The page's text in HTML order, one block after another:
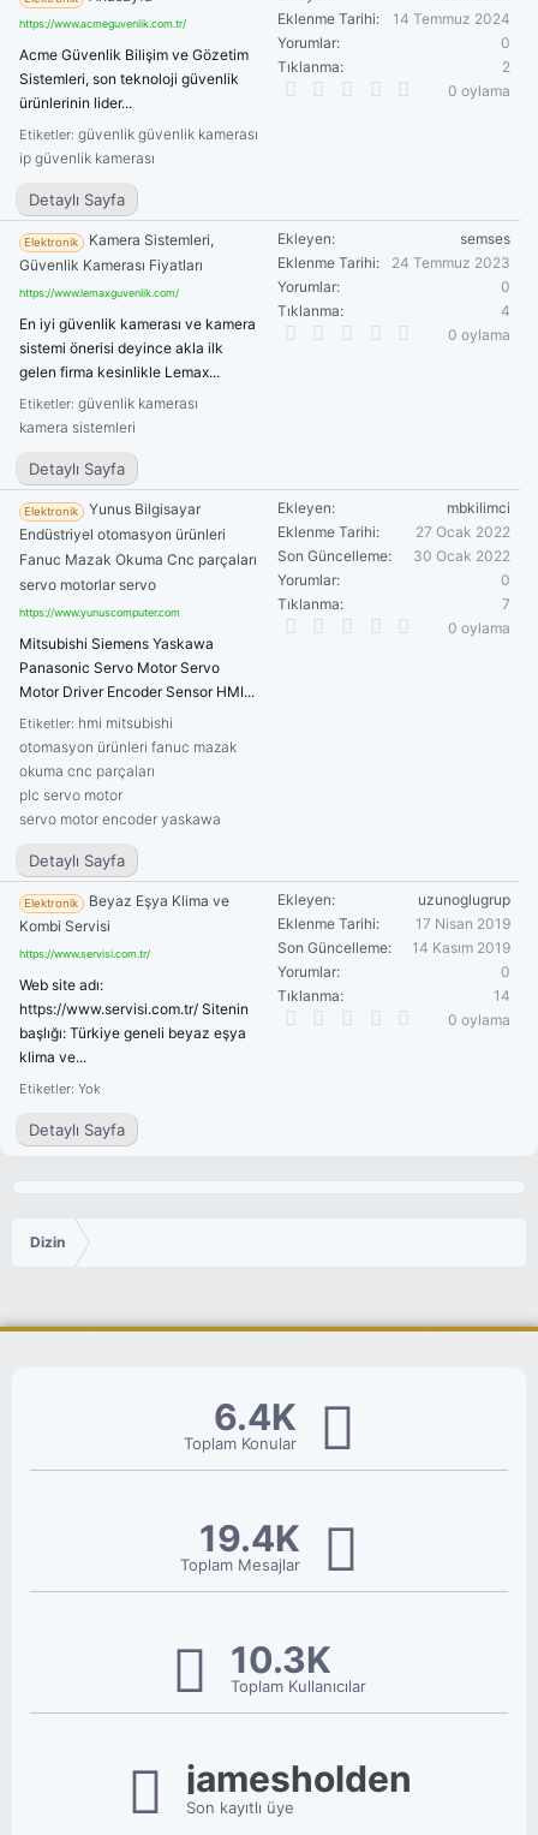
https://www.acmeguvenlik.com.tr/
Acme Güvenlik Bilişim ve Gözetim
Sistemleri, son teknoloji güvenlik
ürünlerinin lider...
Etiketler: güvenlik güvenlik kamerası
ip güvenlik kamerası
Detaylı Sayfa
Eklenme Tarihi
14 Temmuz 2024
Yorumlar
0
Tıklanma
2
d
z
0 oylama
Elektronik
Kamera Sistemleri,
Güvenlik Kamerası Fiyatları
https://www.lemaxguvenlik.com/
En iyi güvenlik kamerası ve kamera
sistemi önerisi deyince akla ilk
gelen firma kesinlikle Lemax...
Etiketler: güvenlik kamerası
kamera sistemleri
Detaylı Sayfa
Ekleyen
semses
Eklenme Tarihi
24 Temmuz 2023
Yorumlar
0
Tıklanma
4
ı
0 oylama
Elektronik
Yunus Bilgisayar
Endüstriyel otomasyon ürünleri
Fanuc Mazak Okuma Cnc parçaları
servo motorlar servo
https://www.yunuscomputer.com
Mitsubishi Siemens Yaskawa
Panasonic Servo Motor Servo
Motor Driver Encoder Sensor HMI...
Etiketler: hmi mitsubishi
otomasyon ürünleri fanuc mazak
okuma cnc parçaları
plc servo motor
servo motor encoder yaskawa
Detaylı Sayfa
Ekleyen
mbkilimci
Eklenme Tarihi
27 Ocak 2022
Son Güncelleme
30 Ocak 2022
Yorumlar
0
Tıklanma
7
0 oylama
Elektronik
Beyaz Eşya Klima ve
Kombi Servisi
https://www.servisi.com.tr/
Web site adı:
https://www.servisi.com.tr/ Sitenin
başlığı: Türkiye geneli beyaz eşya
klima ve...
Etiketler: Yok
Detaylı Sayfa
Ekleyen
uzunoglugrup
Eklenme Tarihi
17 Nisan 2019
Son Güncelleme
14 Kasım 2019
Yorumlar
0
Tıklanma
14
0 oylama
Dizin
6.4K
Toplam Konular
19.4K
Toplam Mesajlar
10.3K
Toplam Kullanıcılar
jamesholden
Son kayıtlı üye